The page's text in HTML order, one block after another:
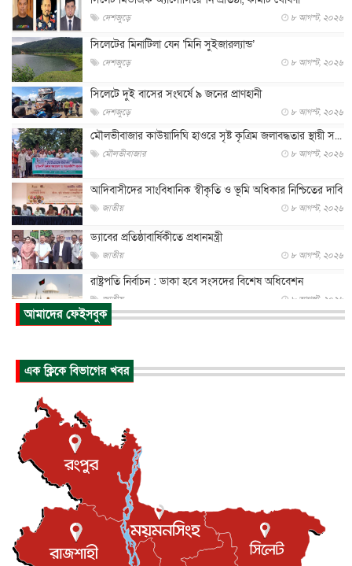
দেশজুড়ে ৮ আগস্ট, ২০২৬
সিলেটের মিনাটিলা যেন ‘মিনি সুইজারল্যান্ড’
দেশজুড়ে ৮ আগস্ট, ২০২৬
সিলেটে দুই বাসের সংঘর্ষে ৯ জনের প্রাণহানী
দেশজুড়ে ৮ আগস্ট, ২০২৬
মৌলভীবাজার কাউয়াদিঘি হাওরে সৃষ্ট কৃত্রিম জলাবদ্ধতার স্থায়ী স...
মৌলভীবাজার ৮ আগস্ট, ২০২৬
আদিবাসীদের সাংবিধানিক স্বীকৃতি ও ভূমি অধিকার নিশ্চিতের দাবি
জাতীয় ৮ আগস্ট, ২০২৬
ড্যাবের প্রতিষ্ঠাবার্ষিকীতে প্রধানমন্ত্রী
জাতীয় ৮ আগস্ট, ২০২৬
রাষ্ট্রপতি নির্বাচন : ডাকা হবে সংসদের বিশেষ অধিবেশন
জাতীয় ৮ আগস্ট, ২০২৬
প্রধানমন্ত্রীর সঙ্গে সাক্ষাতে খুদে শিল্পী অনুশ্রী রায়ের স্বপ...
পাকিস্তান-তুরস্কের সঙ্গে প্রতিরক্ষা চুক্তি সৌদি আরবকে কতটা ন...
যুক্তরাজ্যে গ্রুমিং কেলেঙ্কারি : পাকিস্তানির অপরাধে অস্বস্তি...
আন্তর্জাতিক
বিরোধ কাটিয়ে কূটনৈতিক সম্পর্ক পুনঃস্থাপন করছে মেক্সিকো ও
আন্তর্জাতিক
এবার ওটিটিতে মুক্তি পেল ‘মালিক’
বিনোদন ৮ আগস্ট, ২০২৬
আমাদের ফেইসবুক
এক ক্লিকে বিভাগের খবর